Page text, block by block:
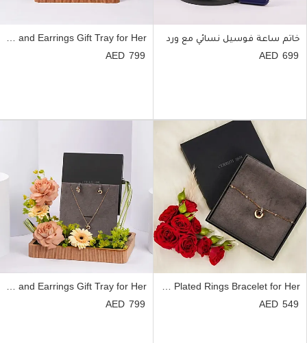
خاتم ساعة فوسيل نسائي مع ورد
699
Cerruti 1881 Tessa Gold Plated Necklace and Earrings Gift Tray for Her
799
549
799